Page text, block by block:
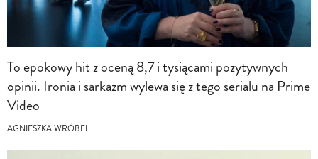
To epokowy hit z oceną 8,7 i tysiącami pozytywnych
opinii. Ironia i sarkazm wylewa się z tego serialu na Prime
Video
AGNIESZKA WRÓBEL